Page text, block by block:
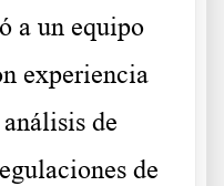
a un equipo
experiencia
de
de